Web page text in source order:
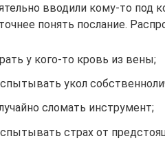
вводили кому-то под
понять послание.
у кого-то кровь из вены;
укол
сломать инструмент;
страх от